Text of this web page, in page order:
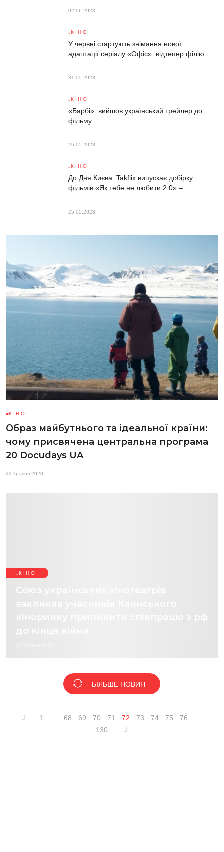
02.06.2023
КІНО
У червні стартують знімання нової
адаптації серіалу «Офіс»: відтепер філію
31.05.2023
КІНО
«Барбі»: вийшов український трейлер до
фільму
26.05.2023
КІНО
До Дня Києва: Takflix випускає добірку
фільмів «Як тебе не любити 2.0» – …
25.05.2023
КІНО
Образ майбутнього та ідеальної країни:
чому присвячена центральна програма
20 Docudays UA
23 Травня 2023
КІНО
Союз українських кінотеатрів
закликав учасників Каннського
кіноринку припинити співпрацю з рф
до кінця війни
БІЛЬШЕ НОВИН
1 68 69 70 71 72 73 74 75 76
130